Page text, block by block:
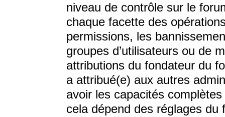
niveau de contrôle sur le
chaque facette des
permissions, les
groupes d’utilisateurs ou de
attributions du fondateur du
a attribué(e) aux autres
avoir les capacités
cela dépend des réglages du